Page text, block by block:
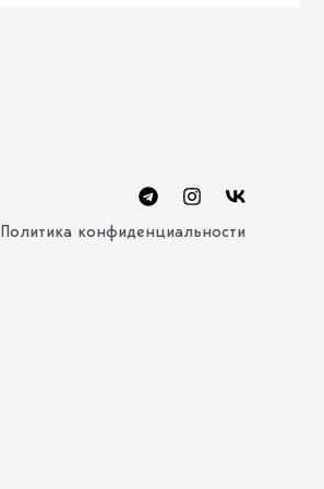
Политика конфиденциальности